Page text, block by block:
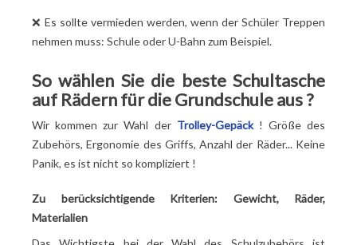
❌ Es sollte vermieden werden, wenn der Schüler Treppen
nehmen muss: Schule oder U-Bahn zum Beispiel.
So wählen Sie die beste Schultasche
auf Rädern für die Grundschule aus?
Wir kommen zur Wahl der Trolley-Gepäck ! Größe des
Zubehörs, Ergonomie des Griffs, Anzahl der Räder... Keine
Panik, es ist nicht so kompliziert !
Zu berücksichtigende Kriterien: Gewicht, Räder,
Materialien